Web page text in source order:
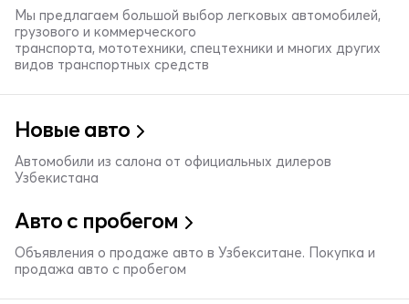
Мы предлагаем большой выбор легковых автомобилей,
грузового и коммерческого
транспорта, мототехники, спецтехники и многих других
видов транспортных средств
Новые авто
Автомобили из салона от официальных дилеров
Узбекистана
Авто с пробегом
Объявления о продаже авто в Узбекситане. Покупка и
продажа авто с пробегом